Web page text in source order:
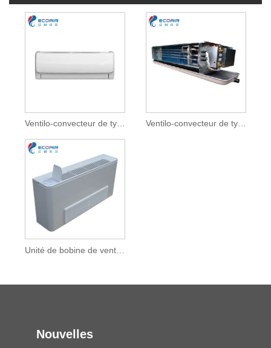
Ventilo-convecteur de type mural élevé
Unité de bobine de ventilateur de type universel
Nouvelles